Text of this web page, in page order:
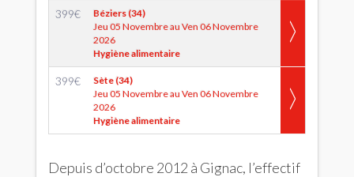
399€
Béziers (34)
Jeu 05 Novembre au Ven 06 Novembre
2026
Hygiène alimentaire
399€
Sète (34)
Jeu 05 Novembre au Ven 06 Novembre
2026
Hygiène alimentaire
Depuis d’octobre 2012 à Gignac, l’effectif